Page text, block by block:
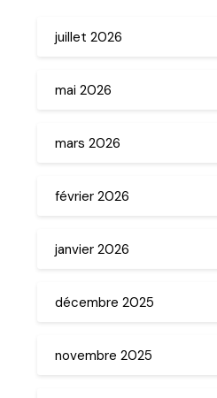
juillet 2026
mai 2026
mars 2026
février 2026
janvier 2026
décembre 2025
novembre 2025